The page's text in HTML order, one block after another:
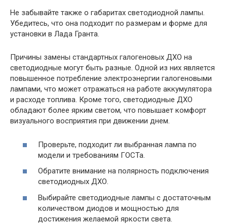
Не забывайте также о габаритах светодиодной лампы.
Убедитесь, что она подходит по размерам и форме для
установки в Лада Гранта.
Причины замены стандартных галогеновых ДХО на
светодиодные могут быть разные. Одной из них является
повышенное потребление электроэнергии галогеновыми
лампами, что может отражаться на работе аккумулятора
и расходе топлива. Кроме того, светодиодные ДХО
обладают более ярким светом, что повышает комфорт
визуального восприятия при движении днем.
Проверьте, подходит ли выбранная лампа по
модели и требованиям ГОСТа.
Обратите внимание на полярность подключения
светодиодных ДХО.
Выбирайте светодиодные лампы с достаточным
количеством диодов и мощностью для
достижения желаемой яркости света.